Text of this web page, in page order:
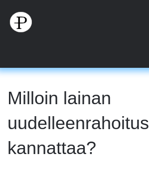
pääsisältöön
Milloin lainan
uudelleenrahoitus
kannattaa?